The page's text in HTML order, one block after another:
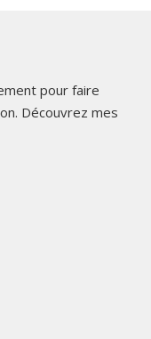
pour faire
Découvrez mes